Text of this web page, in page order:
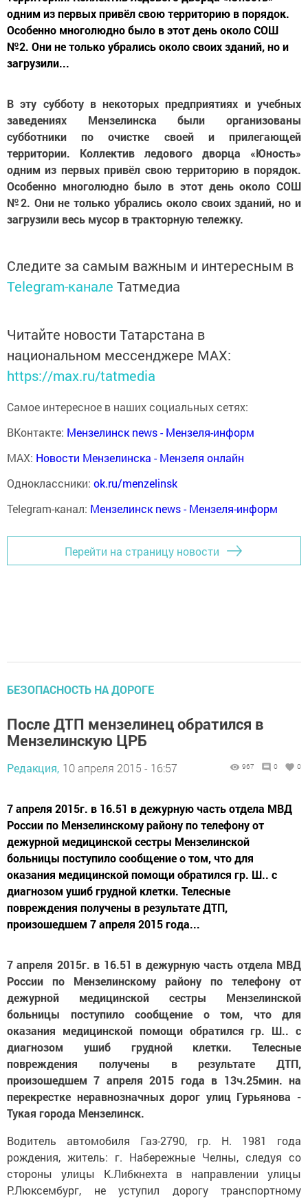
одним из первых привёл свою территорию в порядок.
Особенно многолюдно было в этот день около СОШ
№2. Они не только убрались около своих зданий, но и
загрузили...
В эту субботу в некоторых предприятиях и учебных
заведениях Мензелинска были организованы
субботники по очистке своей и прилегающей
территории. Коллектив ледового дворца «Юность»
одним из первых привёл свою территорию в порядок.
Особенно многолюдно было в этот день около СОШ
№2. Они не только убрались около своих зданий, но и
загрузили весь мусор в тракторную тележку.
Следите за самым важным и интересным в
Telegram-канале Татмедиа
Читайте новости Татарстана в
национальном мессенджере MАХ:
https://max.ru/tatmedia
Самое интересное в наших социальных сетях:
ВКонтакте: Мензелинск news - Мензеля-информ
MAX: Новости Мензелинска - Мензеля онлайн
Одноклассники: ok.ru/menzelinsk
Telegram-канал: Мензелинск news - Мензеля-информ
Перейти на страницу новости
БЕЗОПАСНОСТЬ НА ДОРОГЕ
После ДТП мензелинец обратился в
Мензелинскую ЦРБ
Редакция, 10 апреля 2015 - 16:57 967 0 0
7 апреля 2015г. в 16.51 в дежурную часть отдела МВД
России по Мензелинскому району по телефону от
дежурной медицинской сестры Мензелинской
больницы поступило сообщение о том, что для
оказания медицинской помощи обратился гр. Ш.. с
диагнозом ушиб грудной клетки. Телесные
повреждения получены в результате ДТП,
произошедшем 7 апреля 2015 года...
7 апреля 2015г. в 16.51 в дежурную часть отдела МВД
России по Мензелинскому району по телефону от
дежурной медицинской сестры Мензелинской
больницы поступило сообщение о том, что для
оказания медицинской помощи обратился гр. Ш.. с
диагнозом ушиб грудной клетки. Телесные
повреждения получены в результате ДТП,
произошедшем 7 апреля 2015 года в 13ч.25мин. на
перекрестке неравнозначных дорог улиц Гурьянова -
Тукая города Мензелинск.
Водитель автомобиля Газ-2790, гр. Н. 1981 года
рождения, житель: г. Набережные Челны, следуя со
стороны улицы К.Либкнехта в направлении улицы
Р.Люксембург, не уступил дорогу транспортному